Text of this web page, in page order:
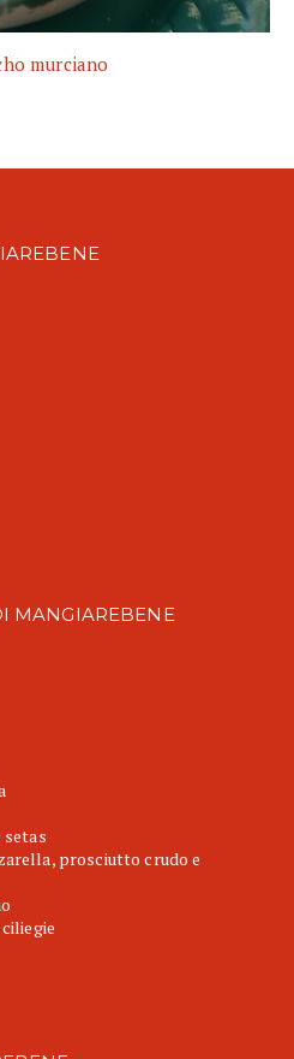
murciano
MANGIAREBENE
setas
prosciutto crudo e